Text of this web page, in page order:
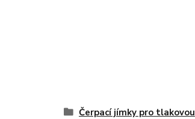
Čerpací jímky pro tlakovou